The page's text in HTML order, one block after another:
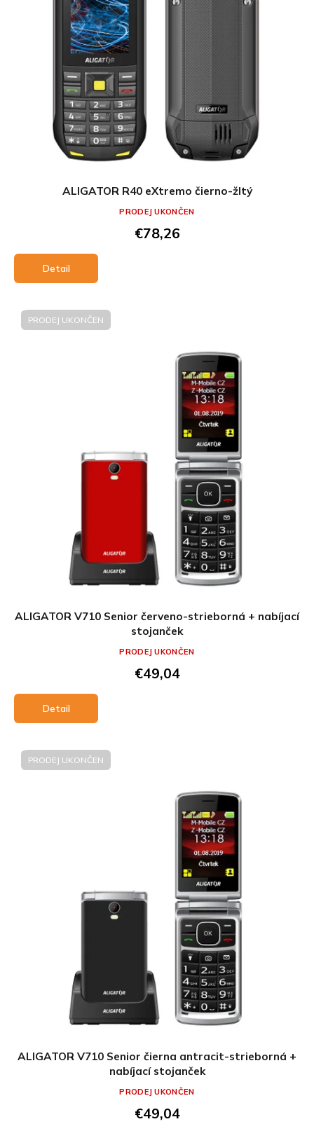
ALIGATOR R40 eXtremo čierno-žltý
€78,26
Detail
PRODEJ UKONČEN
PRODEJ UKONČEN
ALIGATOR V710 Senior červeno-strieborná + nabíjací
stojanček
€49,04
Detail
PRODEJ UKONČEN
PRODEJ UKONČEN
ALIGATOR V710 Senior čierna antracit-strieborná +
nabíjací stojanček
€49,04
PRODEJ UKONČEN